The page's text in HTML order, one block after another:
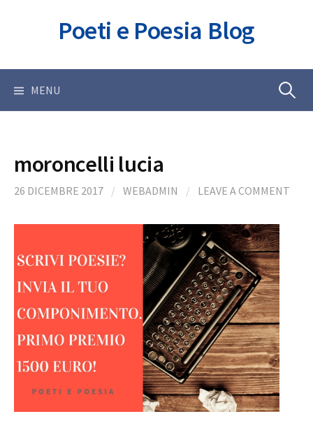
Poeti e Poesia Blog
MENU Ricerca
moroncelli lucia
26 DICEMBRE 2017 / WEBADMIN / LEAVE A COMMENT